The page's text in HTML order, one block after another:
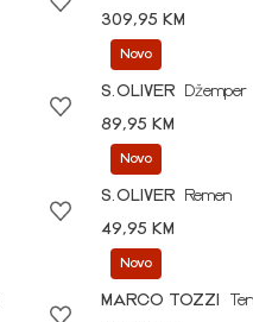
309,95 KM
Novo
S.OLIVER
Džemper
89,95 KM
Novo
S.OLIVER
Remen
49,95 KM
Novo
MARCO TOZZI